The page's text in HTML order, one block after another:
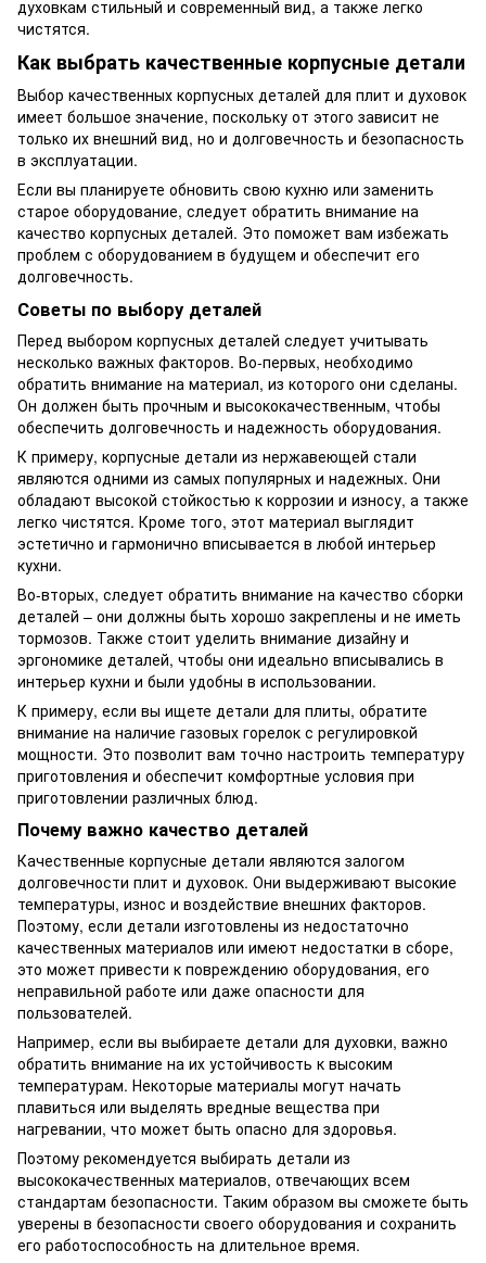
духовкам стильный и современный вид, а также легко
чистятся.
Как выбрать качественные корпусные детали
Выбор качественных корпусных деталей для плит и духовок
имеет большое значение, поскольку от этого зависит не
только их внешний вид, но и долговечность и безопасность
в эксплуатации.
Если вы планируете обновить свою кухню или заменить
старое оборудование, следует обратить внимание на
качество корпусных деталей. Это поможет вам избежать
проблем с оборудованием в будущем и обеспечит его
долговечность.
Советы по выбору деталей
Перед выбором корпусных деталей следует учитывать
несколько важных факторов. Во-первых, необходимо
обратить внимание на материал, из которого они сделаны.
Он должен быть прочным и высококачественным, чтобы
обеспечить долговечность и надежность оборудования.
К примеру, корпусные детали из нержавеющей стали
являются одними из самых популярных и надежных. Они
обладают высокой стойкостью к коррозии и износу, а также
легко чистятся. Кроме того, этот материал выглядит
эстетично и гармонично вписывается в любой интерьер
кухни.
Во-вторых, следует обратить внимание на качество сборки
деталей – они должны быть хорошо закреплены и не иметь
тормозов. Также стоит уделить внимание дизайну и
эргономике деталей, чтобы они идеально вписывались в
интерьер кухни и были удобны в использовании.
К примеру, если вы ищете детали для плиты, обратите
внимание на наличие газовых горелок с регулировкой
мощности. Это позволит вам точно настроить температуру
приготовления и обеспечит комфортные условия при
приготовлении различных блюд.
Почему важно качество деталей
Качественные корпусные детали являются залогом
долговечности плит и духовок. Они выдерживают высокие
температуры, износ и воздействие внешних факторов.
Поэтому, если детали изготовлены из недостаточно
качественных материалов или имеют недостатки в сборе,
это может привести к повреждению оборудования, его
неправильной работе или даже опасности для
пользователей.
Например, если вы выбираете детали для духовки, важно
обратить внимание на их устойчивость к высоким
температурам. Некоторые материалы могут начать
плавиться или выделять вредные вещества при
нагревании, что может быть опасно для здоровья.
Поэтому рекомендуется выбирать детали из
высококачественных материалов, отвечающих всем
стандартам безопасности. Таким образом вы сможете быть
уверены в безопасности своего оборудования и сохранить
его работоспособность на длительное время.